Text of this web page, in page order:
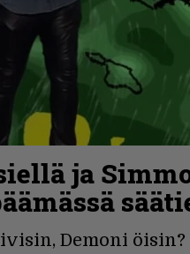
ja
Demoni öisin?